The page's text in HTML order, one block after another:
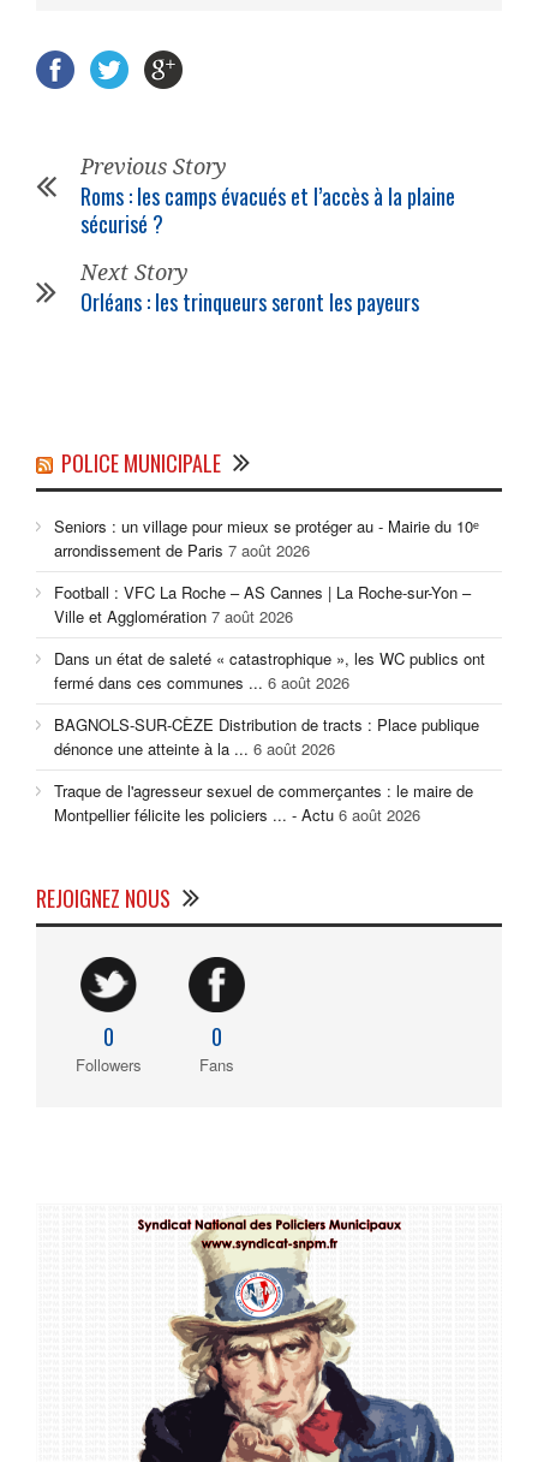
Previous Story
Roms : les camps évacués et l’accès à la plaine
sécurisé ?
Next Story
Orléans : les trinqueurs seront les payeurs
POLICE MUNICIPALE
Seniors : un village pour mieux se protéger au - Mairie du 10ᵉ
arrondissement de Paris 7 août 2026
Football : VFC La Roche – AS Cannes | La Roche-sur-Yon –
Ville et Agglomération 7 août 2026
Dans un état de saleté « catastrophique », les WC publics ont
fermé dans ces communes ... 6 août 2026
BAGNOLS-SUR-CÈZE Distribution de tracts : Place publique
dénonce une atteinte à la ... 6 août 2026
Traque de l'agresseur sexuel de commerçantes : le maire de
Montpellier félicite les policiers ... - Actu 6 août 2026
REJOIGNEZ NOUS
0
Followers
0
Fans